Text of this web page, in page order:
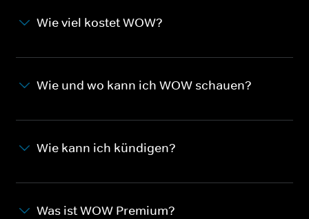
Wie viel kostet WOW?
Wie und wo kann ich WOW schauen?
Wie kann ich kündigen?
Was ist WOW Premium?